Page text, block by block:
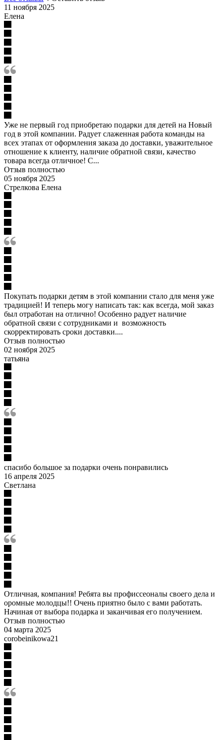
11 ноября 2025
Елена
Уже не первый год приобретаю подарки для детей на Новый
год в этой компании. Радует слаженная работа команды на
всех этапах от оформления заказа до доставки, уважительное
отношение к клиенту, наличие обратной связи, качество
товара всегда отличное! С...
Отзыв полностью
05 ноября 2025
Стрелкова Елена
Покупать подарки детям в этой компании стало для меня уже
традицией! И теперь могу написать так: как всегда, мой заказ
был отработан на отлично! Особенно радует наличие
обратной связи с сотрудниками и возможность
скорректировать сроки доставки....
Отзыв полностью
02 ноября 2025
татьяна
спасибо большое за подарки очень понравились
16 апреля 2025
Светлана
Отличная, компания! Ребята вы профиссеоналы своего дела и
оромные молодцы!! Очень приятно было с вами работать.
Начиная от выбора подарка и заканчивая его получением.
Отзыв полностью
04 марта 2025
corobeinikowa21